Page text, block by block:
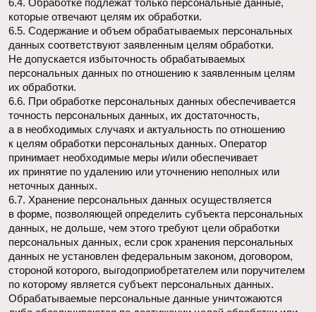
о Пользователе в случае, если это разрешено в настройках
браузера Пользователя (включено сохранение файлов
«cookie» и использование технологии JavaScript).
8.4. Субъект персональных данных самостоятельно
принимает решение о предоставлении его персональных
данных и дает согласие свободно, своей волей и в своем
интересе.
9. Условия обработки персональных данных
9.1. Обработка персональных данных осуществляется
с согласия субъекта персональных данных на обработку
его персональных данных.
9.2. Обработка персональных данных необходима для
достижения целей, предусмотренных международным
договором Российской Федерации или законом, для
осуществления возложенных законодательством
Российской Федерации на оператора функций, полномочий
и обязанностей.
9.3. Обработка персональных данных необходима для
осуществления правосудия, исполнения судебного акта,
акта другого органа или должностного лица, подлежащих
исполнению в соответствии с законодательством
Российской Федерации об исполнительном производстве.
9.4. Обработка персональных данных необходима для
исполнения договора, стороной которого либо
выгодоприобретателем или поручителем по которому
является субъект персональных данных, а также для
заключения договора по инициативе субъекта